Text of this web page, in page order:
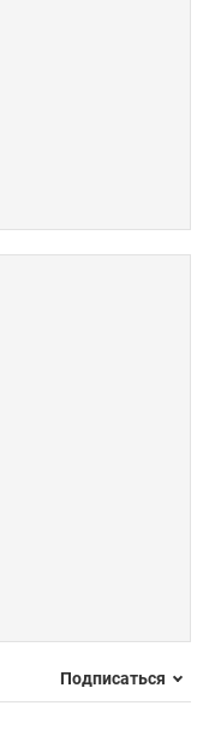
Подписаться